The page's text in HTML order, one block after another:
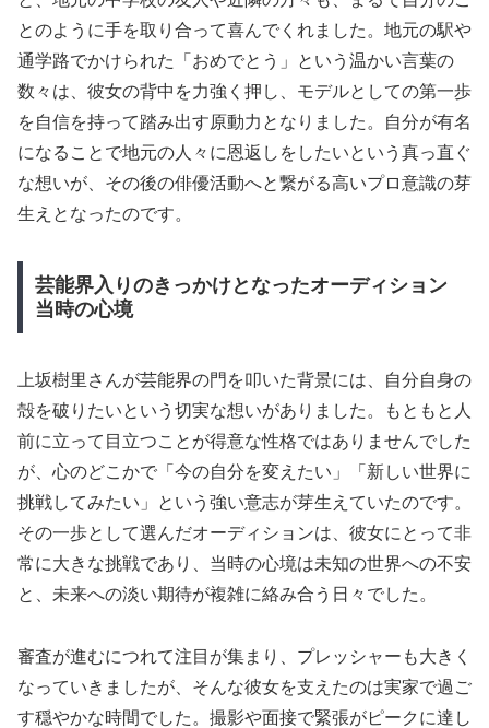
とのように手を取り合って喜んでくれました。地元の駅や
通学路でかけられた「おめでとう」という温かい言葉の
数々は、彼女の背中を力強く押し、モデルとしての第一歩
を自信を持って踏み出す原動力となりました。自分が有名
になることで地元の人々に恩返しをしたいという真っ直ぐ
な想いが、その後の俳優活動へと繋がる高いプロ意識の芽
生えとなったのです。
芸能界入りのきっかけとなったオーディション
当時の心境
上坂樹里さんが芸能界の門を叩いた背景には、自分自身の
殻を破りたいという切実な想いがありました。もともと人
前に立って目立つことが得意な性格ではありませんでした
が、心のどこかで「今の自分を変えたい」「新しい世界に
挑戦してみたい」という強い意志が芽生えていたのです。
その一歩として選んだオーディションは、彼女にとって非
常に大きな挑戦であり、当時の心境は未知の世界への不安
と、未来への淡い期待が複雑に絡み合う日々でした。
審査が進むにつれて注目が集まり、プレッシャーも大きく
なっていきましたが、そんな彼女を支えたのは実家で過ご
す穏やかな時間でした。撮影や面接で緊張がピークに達し